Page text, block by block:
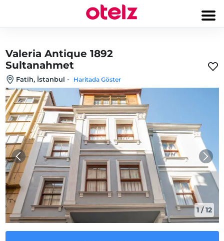
Valeria Antique 1892
Sultanahmet
Fatih, İstanbul - Haritada Göster
1/12